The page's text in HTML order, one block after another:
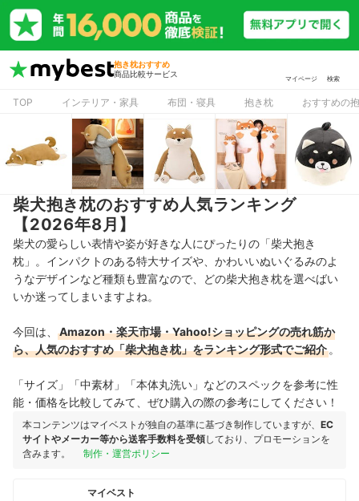
抱き枕おすすめ
商品比較サービス
マイページ 検索
TOP インテリア・家具 布団・寝具 抱き枕 おすすめの
柴犬抱き枕のおすすめ人気ランキング
【2026年8月】
柴犬の愛らしい表情や姿が好きな人にぴったりの「柴犬抱き
枕」。インパクトのある特大サイズや、かわいいぬいぐるみのよ
うなデザインなど種類も豊富なので、どの柴犬抱き枕を選べばい
いか迷ってしまいますよね。
今回は、
Amazon・楽天市場・Yahoo!ショッピングの売れ筋か
ら、人気のおすすめ「柴犬抱き枕」をランキング形式でご紹介 。
「サイズ」「中素材」「本体丸洗い」などのスペックを参考に性
能・価格を比較してみて、ぜひ購入の際の参考にしてください！
本コンテンツはマイベストが独自の基準に基づき制作していますが、 EC
サイトやメーカー等から送客手数料を受領しており、プロモーションを
含みます。
制作・運営ポリシー
マイベスト